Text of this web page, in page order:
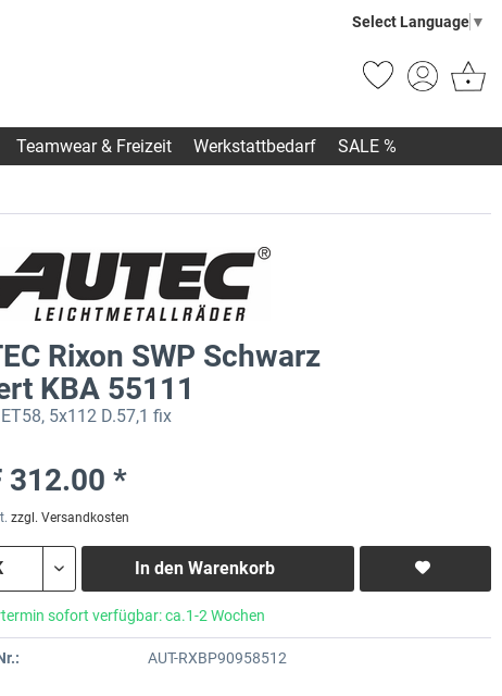
Select Language ▼
Teamwear & Freizeit Werkstattbedarf SALE %
Rixon SWP Schwarz
KBA 55111
5x112 D.57,1 fix
312.00 *
zzgl. Versandkosten
In den Warenkorb
sofort verfügbar: ca.1-2 Wochen
AUT-RXBP90958512